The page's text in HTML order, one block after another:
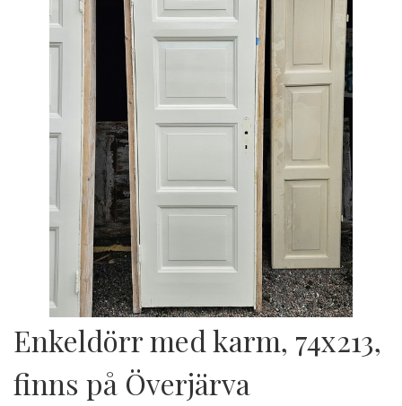
Enkeldörr med karm, 74x213,
finns på Överjärva